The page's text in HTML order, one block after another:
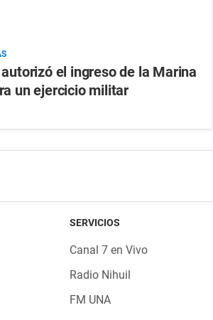
el ingreso de la Marina
un ejercicio militar
SERVICIOS
Canal 7 en Vivo
Radio Nihuil
FM UNA